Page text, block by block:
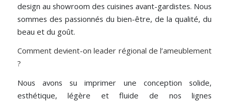
design au showroom des cuisines avant-gardistes. Nous
sommes des passionnés du bien-être, de la qualité, du
beau et du goût.
Comment devient-on leader régional de l’ameublement
?
Nous avons su imprimer une conception solide,
esthétique, légère et fluide de nos lignes